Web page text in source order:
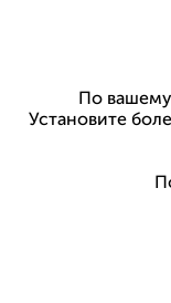
По
Установите